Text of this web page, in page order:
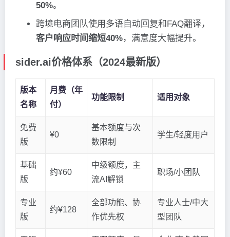
50%。
跨境电商团队使用多语自动回复和FAQ翻译，
客户响应时间缩短40%，满意度大幅提升。
sider.ai价格体系（2024最新版）
版本
名称
月费（年
付）
功能限制 适用对象
免费
版
¥0
基本额度与次
数限制
学生/轻度用户
基础
版
约¥60
中级额度，主
流AI解锁
职场/小团队
专业
版
约¥128
全部功能、协
作优先权
专业人士/中大
型团队